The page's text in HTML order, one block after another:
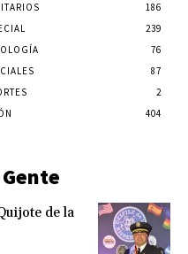
186
239
76
87
2
404
de la